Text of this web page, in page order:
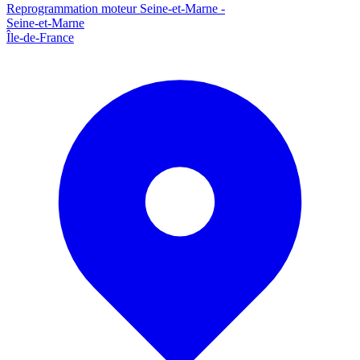
Reprogrammation moteur Seine-et-Marne -
Seine-et-Marne
Île-de-France